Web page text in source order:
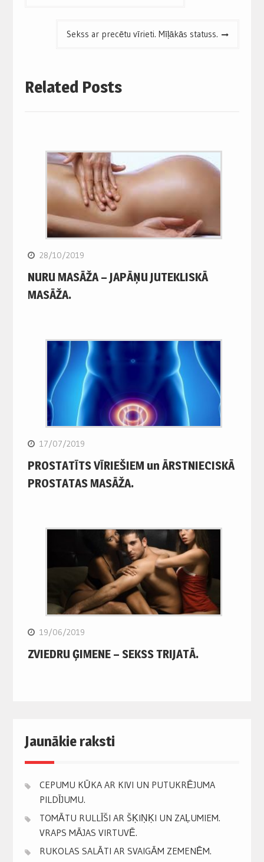
Sekss ar precētu vīrieti. Mīļākās statuss.
Related Posts
28/10/2019
NURU MASĀŽA – JAPĀŅU JUTEKLISKĀ
MASĀŽA.
17/07/2019
PROSTATĪTS VĪRIEŠIEM un ĀRSTNIECISKĀ
PROSTATAS MASĀŽA.
19/06/2019
ZVIEDRU ĢIMENE – SEKSS TRIJATĀ.
Jaunākie raksti
CEPUMU KŪKA AR KIVI UN PUTUKRĒJUMA
PILDĪJUMU.
TOMĀTU RULLĪŠI AR ŠĶIŅĶI UN ZAĻUMIEM.
VRAPS MĀJAS VIRTUVĒ.
RUKOLAS SALĀTI AR SVAIGĀM ZEMENĒM.